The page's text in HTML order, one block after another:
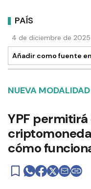
PAÍS
4 de diciembre de
Añadir como fuente en
NUEVA MODALIDAD
YPF
cómo